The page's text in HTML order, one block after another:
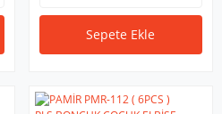
Sepete Ekle